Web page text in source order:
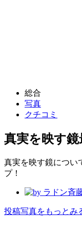
総合
写真
クチコミ
真実を映す鏡
真実を映す鏡につい
プ！
投稿写真をもっとみ